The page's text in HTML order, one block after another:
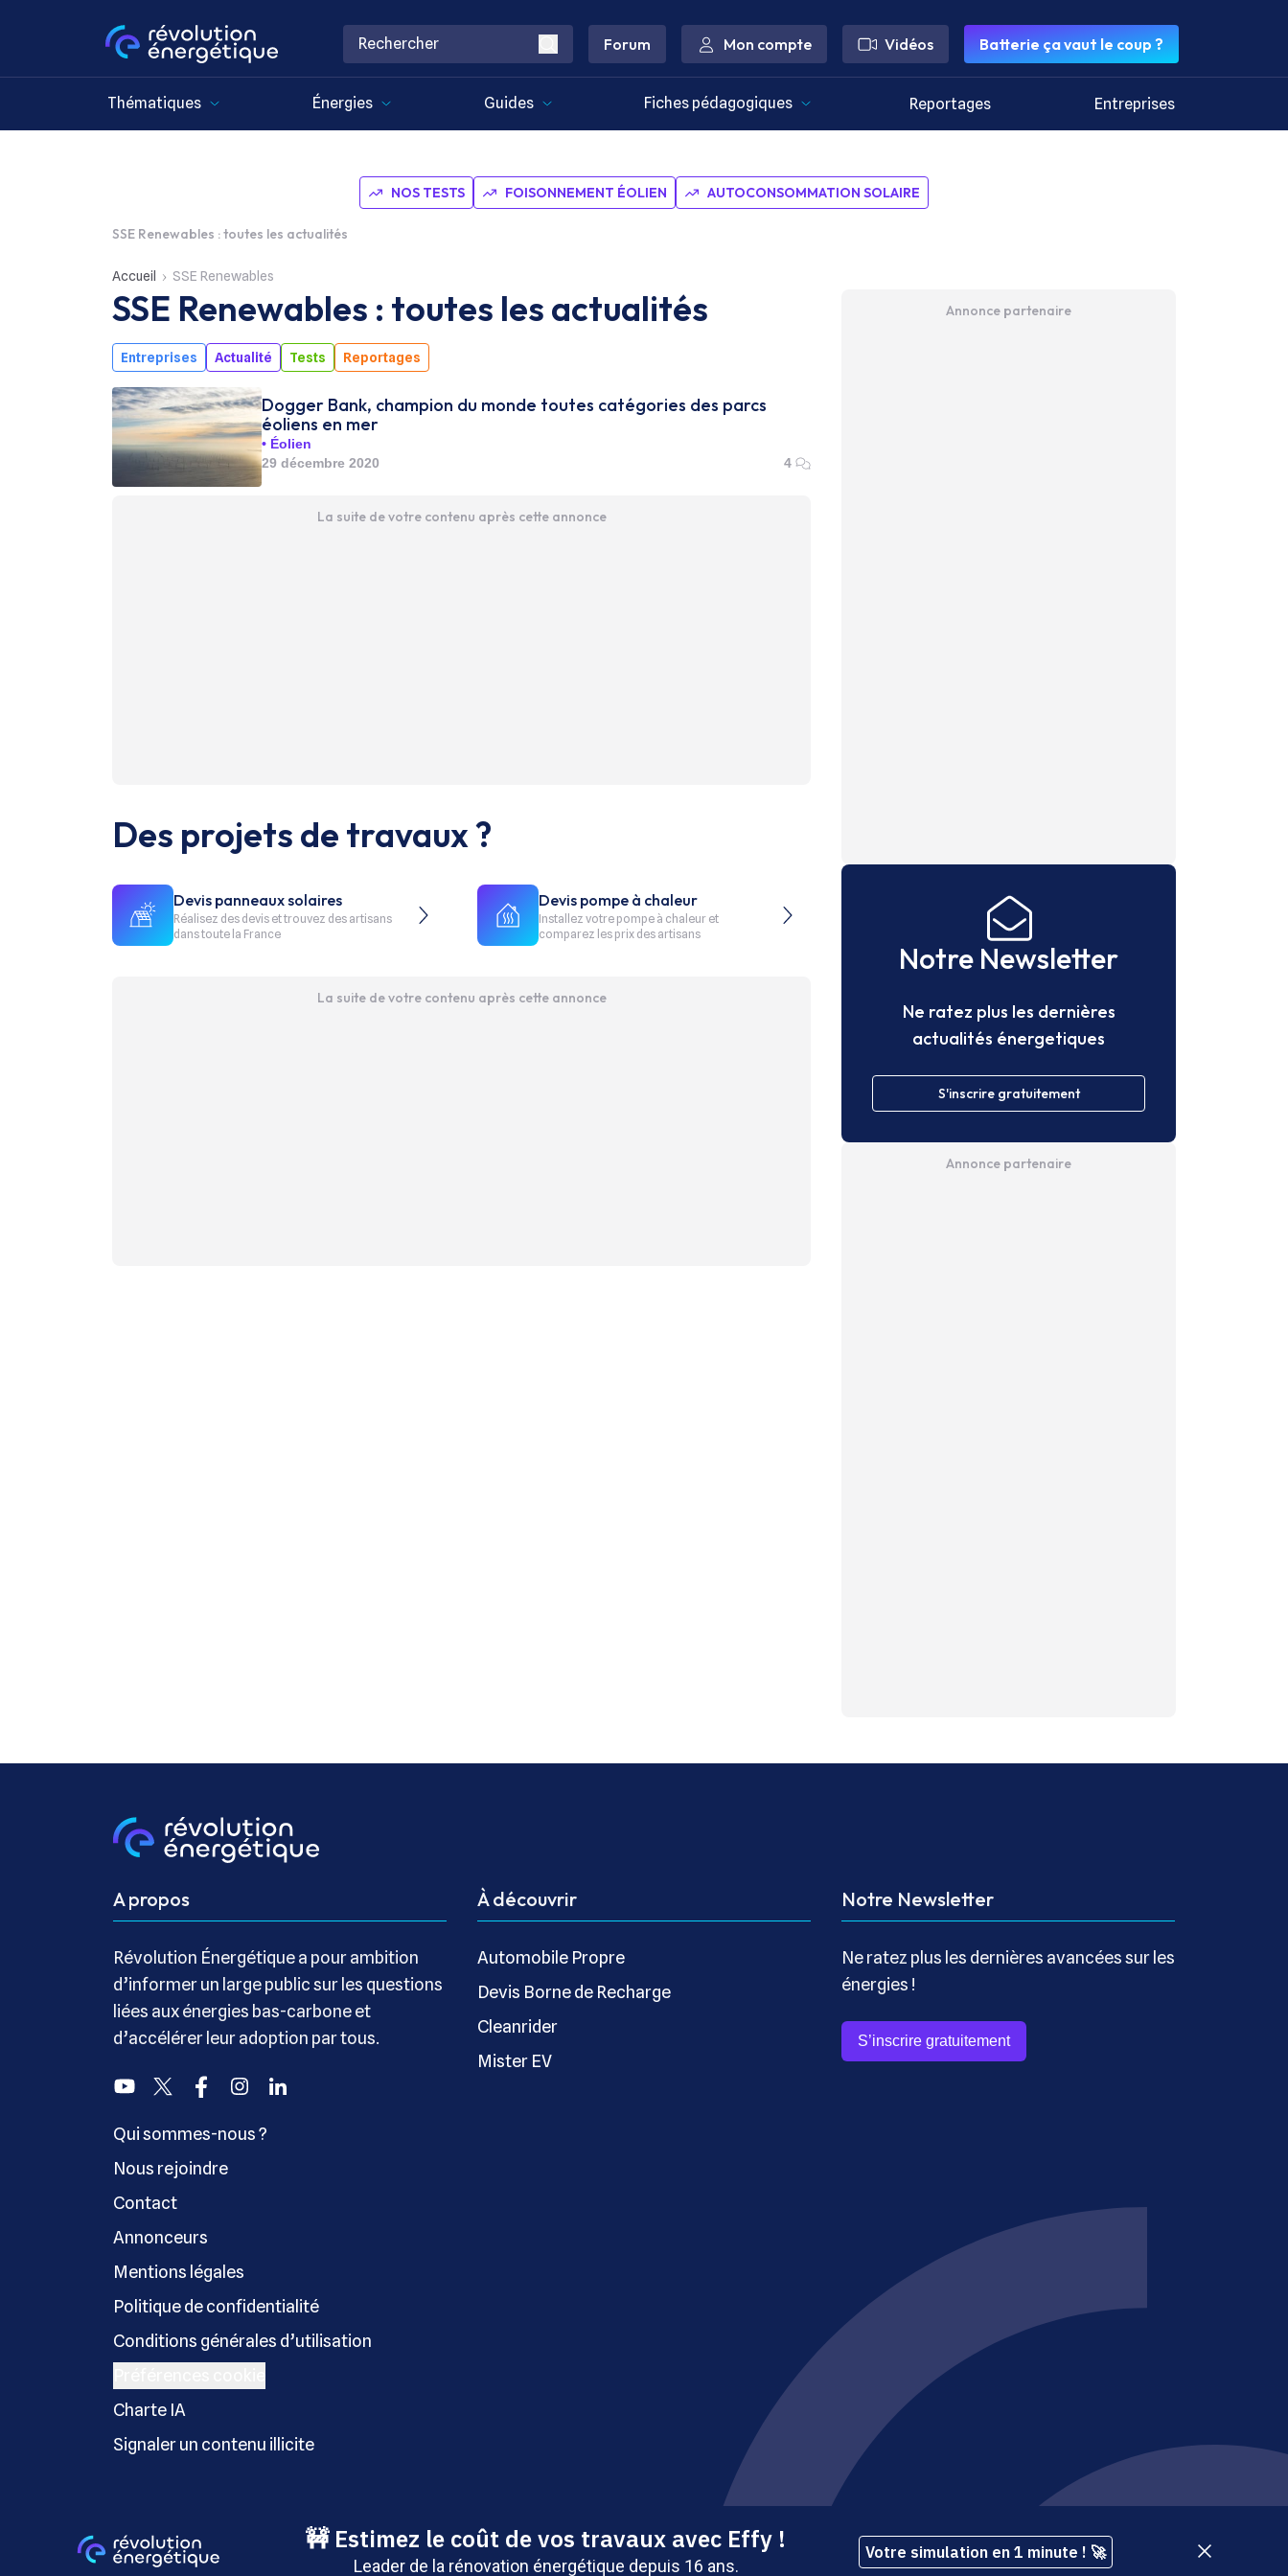
Forum Mon compte Vidéos Batterie ça vaut le coup ?
Thématiques Énergies Guides Fiches pédagogiques Reportages Entreprises
NOS TESTS FOISONNEMENT ÉOLIEN AUTOCONSOMMATION SOLAIRE
SSE Renewables : toutes les actualités
Accueil SSE Renewables
SSE Renewables : toutes les actualités
Entreprises Actualité Tests Reportages
Dogger Bank, champion du monde toutes catégories des parcs
éoliens en mer
Éolien
29 décembre 2020
4
La suite de votre contenu après cette annonce
Des projets de travaux ?
Devis panneaux solaires
Réalisez des devis et trouvez des artisans
dans toute la France
Devis pompe à chaleur
Installez votre pompe à chaleur et
comparez les prix des artisans
La suite de votre contenu après cette annonce
Annonce partenaire
Notre Newsletter
Ne ratez plus les dernières
actualités énergetiques
S'inscrire gratuitement
Annonce partenaire
A propos
Révolution Énergétique a pour ambition
d’informer un large public sur les questions
liées aux énergies bas-carbone et
d’accélérer leur adoption par tous.
YoutubeTwitter FacebookInstagramLinkedin
Qui sommes-nous ?
Nous rejoindre
Contact
Annonceurs
Mentions légales
Politique de confidentialité
Conditions générales d’utilisation
Charte IA
Signaler un contenu illicite
À découvrir
Automobile Propre
Devis Borne de Recharge
Cleanrider
Mister EV
Notre Newsletter
Ne ratez plus les dernières avancées sur les
énergies !
S’inscrire gratuitement
Copyright © Révolution Énergétique - Tous droits réservés - Site édité par Saabre SAS, une société du groupe Brakson